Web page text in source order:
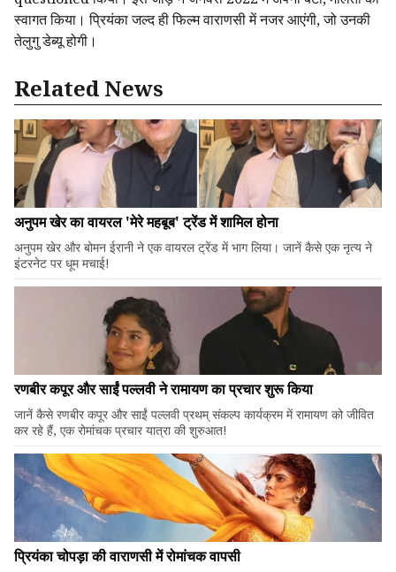
स्वागत किया। प्रियंका जल्द ही फिल्म वाराणसी में नजर आएंगी, जो उनकी
तेलुगु डेब्यू होगी।
Related News
अनुपम खेर का वायरल 'मेरे महबूब' ट्रेंड में शामिल होना
अनुपम खेर और बोमन ईरानी ने एक वायरल ट्रेंड में भाग लिया। जानें कैसे एक नृत्य ने
इंटरनेट पर धूम मचाई!
रणबीर कपूर और साईं पल्लवी ने रामायण का प्रचार शुरू किया
जानें कैसे रणबीर कपूर और साईं पल्लवी प्रथम् संकल्प कार्यक्रम में रामायण को जीवित
कर रहे हैं, एक रोमांचक प्रचार यात्रा की शुरुआत!
प्रियंका चोपड़ा की वाराणसी में रोमांचक वापसी